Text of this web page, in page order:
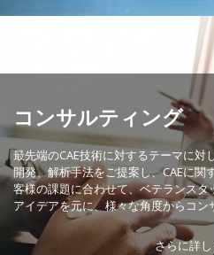
コンサルティング
最先端のCAE技術に対するテーマに
開発、解析手法をご提案し、CAEに
客様の課題に合わせて、ベテランスタ
アイデアを元に、様々な角度からコン
さらに詳